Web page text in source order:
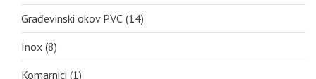
Građevinski okov PVC (14)
Inox (8)
Komarnici (1)